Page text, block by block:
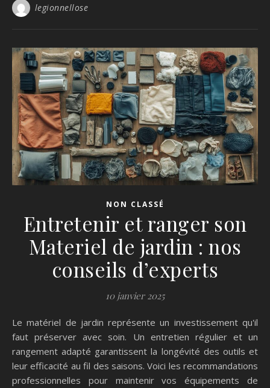
legionnellose
NON CLASSÉ
Entretenir et ranger son
Materiel de jardin : nos
conseils d’experts
10 janvier 2025
Le matériel de jardin représente un investissement qu'il
faut préserver avec soin. Un entretien régulier et un
rangement adapté garantissent la longévité des outils et
leur efficacité au fil des saisons. Voici les recommandations
professionnelles pour maintenir vos équipements de